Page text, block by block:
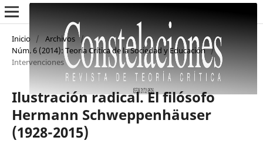
Inicio / Archivos /
Núm. 6 (2014): Teoría Crítica de la Sociedad y Educación /
Intervenciones
Ilustración radical. El filósofo
Hermann Schweppenhäuser
(1928-2015)